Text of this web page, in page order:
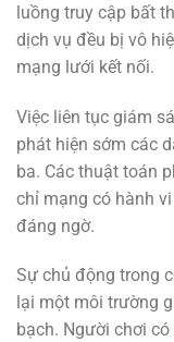
luồng truy cập bất
dịch vụ đều bị vô
mạng lưới kết nối.
Việc liên tục giám
phát hiện sớm các
ba. Các thuật toán
chỉ mạng có hành
đáng ngờ.
Sự chủ động trong
lại một môi trường
bạch. Người chơi